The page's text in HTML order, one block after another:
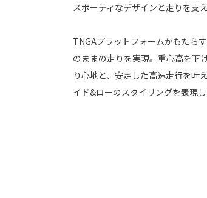
スポーティなデザインと走りを支え
TNGAプラットフォームがもたら
のままの走りを実現。重心高を下
り心地と、安定した高速走行を叶
イド&ローのスタイリングを表現し